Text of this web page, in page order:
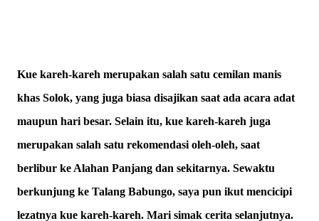
Kue kareh-kareh merupakan salah satu cemilan manis
khas Solok, yang juga biasa disajikan saat ada acara adat
maupun hari besar. Selain itu, kue kareh-kareh juga
merupakan salah satu rekomendasi oleh-oleh, saat
berlibur ke Alahan Panjang dan sekitarnya. Sewaktu
berkunjung ke Talang Babungo, saya pun ikut mencicipi
lezatnya kue kareh-kareh. Mari simak cerita selanjutnya.